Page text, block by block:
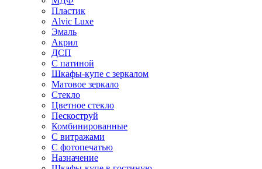
Пластик
Alvic Luxe
Эмаль
Акрил
ДСП
С патиной
Шкафы-купе с зеркалом
Матовое зеркало
Стекло
Цветное стекло
Пескоструй
Комбинированные
С витражами
С фотопечатью
Назначение